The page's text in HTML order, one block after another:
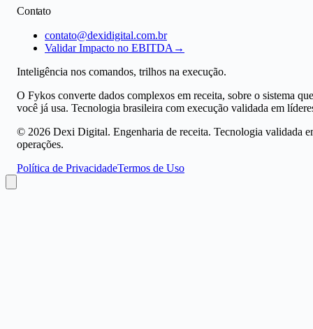
Contato
contato@dexidigital.com.br
Validar Impacto no EBITDA →
Inteligência nos comandos, trilhos na execução.
O Fykos converte dados complexos em receita, sobre o sistema que
você já usa. Tecnologia brasileira com execução validada em
© 2026 Dexi Digital. Engenharia de receita. Tecnologia validada
operações.
Política de PrivacidadeTermos de Uso